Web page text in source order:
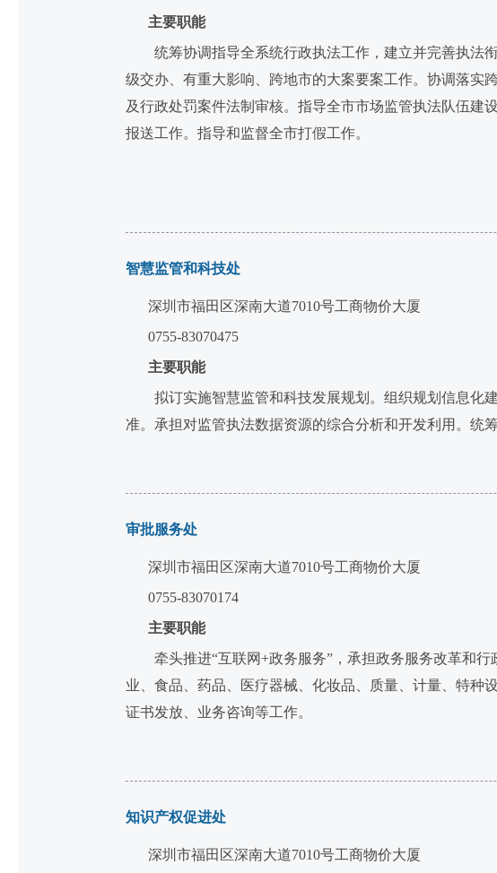
主要职能
统筹协调指导全系统行政执法工作，建立并完善执法衔
级交办、有重大影响、跨地市的大案要案工作。协调落实
及行政处罚案件法制审核。指导全市市场监管执法队伍建
报送工作。指导和监督全市打假工作。
智慧监管和科技处
深圳市福田区深南大道7010号工商物价大厦
0755-83070475
主要职能
拟订实施智慧监管和科技发展规划。组织规划信息化建
准。承担对监管执法数据资源的综合分析和开发利用。统
审批服务处
深圳市福田区深南大道7010号工商物价大厦
0755-83070174
主要职能
牵头推进“互联网+政务服务”，承担政务服务改革和行
业、食品、药品、医疗器械、化妆品、质量、计量、特种
证书发放、业务咨询等工作。
知识产权促进处
深圳市福田区深南大道7010号工商物价大厦